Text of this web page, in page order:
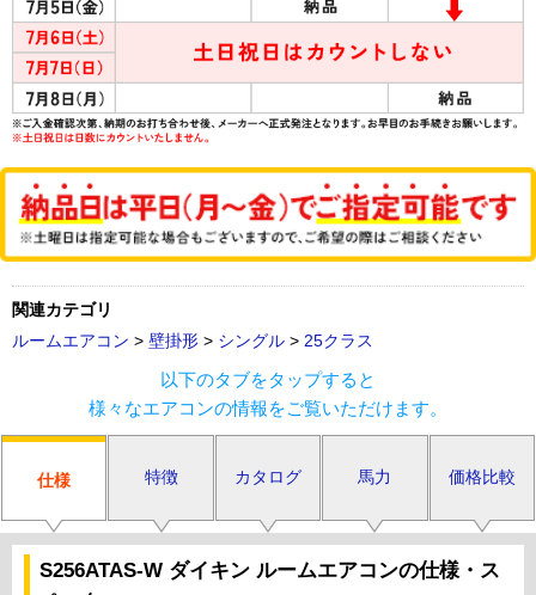
関連カテゴリ
ルームエアコン > 壁掛形 > シングル > 25クラス
以下のタブをタップすると
様々なエアコンの情報をご覧いただけます。
仕様 特徴 カタログ 馬力 価格比較
S256ATAS-W ダイキン ルームエアコンの仕様・ス